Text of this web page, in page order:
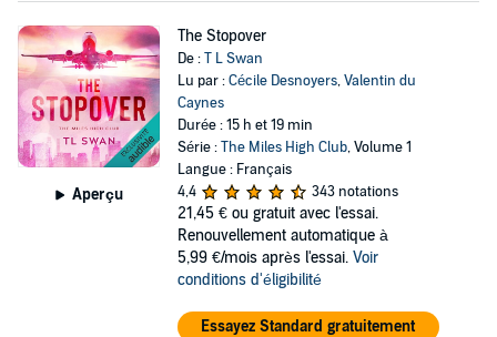
Aperçu
The Stopover
De :T L Swan
Lu par :Cécile Desnoyers,Valentin du
Caynes
Durée : 15 h et 19 min
Série :The Miles High Club, Volume 1
Langue : Français
4,4
343 notations
21,45 € ou gratuit avec l'essai.
Renouvellement automatique à
5,99 €/mois après l'essai. Voir
conditions d'éligibilité
Essayez Standard gratuitement